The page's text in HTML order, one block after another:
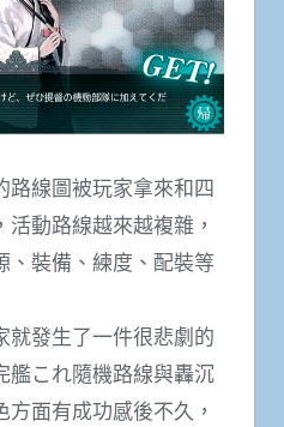
路線圖被玩家拿來和四
動路線越來越複雜，
、裝備、練度、配裝等
就發生了一件很悲劇的
艦これ隨機路線與轟沉
面有成功感後不久，